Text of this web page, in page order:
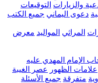
التوقيعات
جميع الكتب
معرض
عليه
عصر الغيبة
الأسئلة